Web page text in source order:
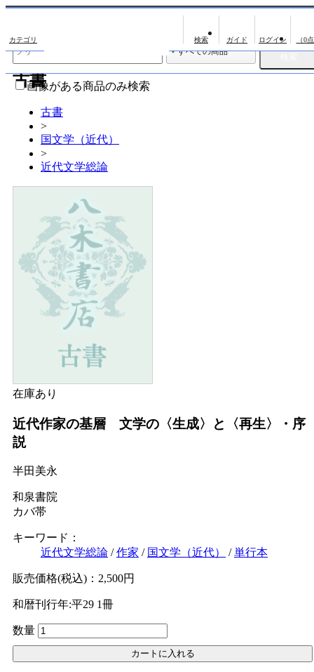
（0
出版物
影印資料
近代雑誌複刻資料
単行本◆文学
単行本◆演劇
単行本◆歴史
単行本◆書誌
単行本◆日本語史
単行本◆美術
美本なし
古書
画像がある商品のみ検索
古書
古書
>
国文学（近代）
>
近代文学総論
在庫あり
近代作家の基層 文学の〈生成〉と〈再生〉・序
説
半田美永
和泉書院
カバ帯
キーワード：
近代文学総論 /作家 / 国文学（近代） /単行本
販売価格(税込)：2,500円
和暦刊行年:平29 1冊
数量